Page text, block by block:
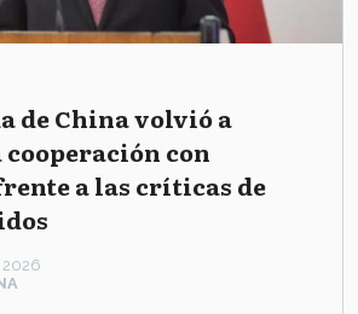
de China volvió a
con
a las críticas de
2026